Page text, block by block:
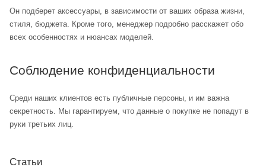
Он подберет аксессуары, в зависимости от ваших образа жизни,
стиля, бюджета. Кроме того, менеджер подробно расскажет обо
всех особенностях и нюансах моделей.
Соблюдение конфиденциальности
Среди наших клиентов есть публичные персоны, и им важна
секретность. Мы гарантируем, что данные о покупке не попадут в
руки третьих лиц.
Статьи